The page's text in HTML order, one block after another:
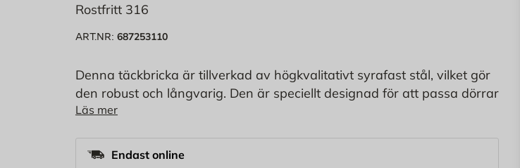
Rostfritt 316
ART.NR: 687253110
Denna täckbricka är tillverkad av högkvalitativt syrafast stål, vilket gör
den robust och långvarig. Den är speciellt designad för att passa dörrar
med en tjocklek mellan 35 och 75 mm och säkerställer enkel montering
Läs mer
Endast online